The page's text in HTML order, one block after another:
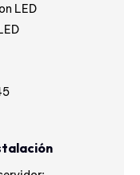
LED